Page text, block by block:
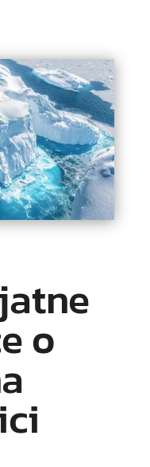
o